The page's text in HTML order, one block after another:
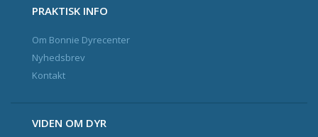
Nyhedsbrev og Kundeklub
Kontakt
PRAKTISK INFO
Om Bonnie Dyrecenter
Nyhedsbrev
Kontakt
VIDEN OM DYR